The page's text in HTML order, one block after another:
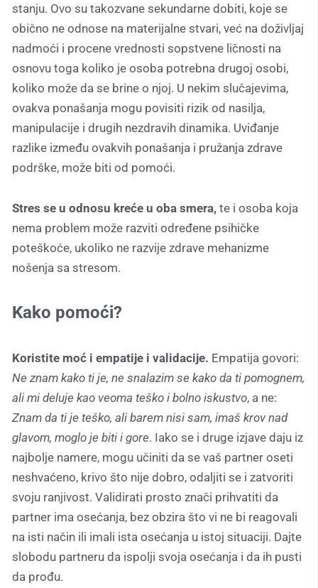
stanju. Ovo su takozvane sekundarne dobiti, koje se
obično ne odnose na materijalne stvari, već na doživljaj
nadmoći i procene vrednosti sopstvene ličnosti na
osnovu toga koliko je osoba potrebna drugoj osobi,
koliko može da se brine o njoj. U nekim slučajevima,
ovakva ponašanja mogu povisiti rizik od nasilja,
manipulacije i drugih nezdravih dinamika. Uviđanje
razlike između ovakvih ponašanja i pružanja zdrave
podrške, može biti od pomoći.
Stres se u odnosu kreće u oba smera, te i osoba koja
nema problem može razviti određene psihičke
poteškoće, ukoliko ne razvije zdrave mehanizme
nošenja sa stresom.
Kako pomoći?
Koristite moć i empatije i validacije. Empatija govori:
Ne znam kako ti je, ne snalazim se kako da ti pomognem,
ali mi deluje kao veoma teško i bolno iskustvo, a ne:
Znam da ti je teško, ali barem nisi sam, imaš krov nad
glavom, moglo je biti i gore. Iako se i druge izjave daju iz
najbolje namere, mogu učiniti da se vaš partner oseti
neshvaćeno, krivo što nije dobro, odaljiti se i zatvoriti
svoju ranjivost. Validirati prosto znači prihvatiti da
partner ima osećanja, bez obzira što vi ne bi reagovali
na isti način ili imali ista osećanja u istoj situaciji. Dajte
slobodu partneru da ispolji svoja osećanja i da ih pusti
da prođu.